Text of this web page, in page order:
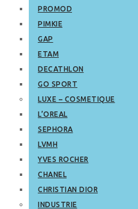
PROMOD
PIMKIE
GAP
ETAM
DECATHLON
GO SPORT
LUXE – COSMETIQUE
L’OREAL
SEPHORA
LVMH
YVES ROCHER
CHANEL
CHRISTIAN DIOR
INDUSTRIE